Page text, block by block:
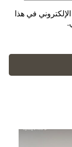
في هذا